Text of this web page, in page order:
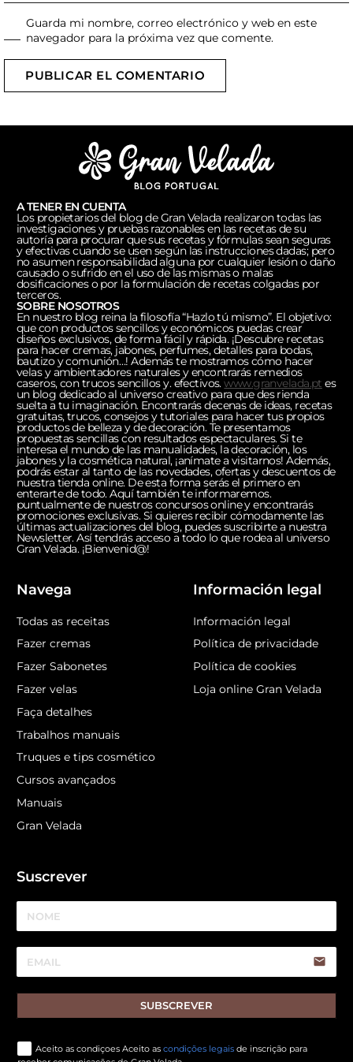
Guarda mi nombre, correo electrónico y web en este
navegador para la próxima vez que comente.
PUBLICAR EL COMENTARIO
A TENER EN CUENTA
Los propietarios del blog de Gran Velada realizaron todas las
investigaciones y pruebas razonables en las recetas de su
autoría para procurar que sus recetas y fórmulas sean seguras
y efectivas cuando se usen según las instrucciones dadas; pero
no asumen responsabilidad alguna por cualquier lesión o daño
causado o sufrido en el uso de las mismas o malas
dosificaciones o por la formulación de recetas colgadas por
terceros.
SOBRE NOSOTROS
En nuestro blog reina la filosofía “Hazlo tú mismo”. El objetivo:
que con productos sencillos y económicos puedas crear
diseños exclusivos, de forma fácil y rápida. ¡Descubre recetas
para hacer cremas, jabones, perfumes, detalles para bodas,
bautizo y comunión…! Además te mostramos cómo hacer
velas y ambientadores naturales y encontrarás remedios
caseros, con trucos sencillos y. efectivos.www.granvelada.pt es
un blog dedicado al universo creativo para que des rienda
suelta a tu imaginación. Encontrarás decenas de ideas, recetas
gratuitas, trucos, consejos y tutoriales para hacer tus propios
productos de belleza y de decoración. Te presentamos
propuestas sencillas con resultados espectaculares. Si te
interesa el mundo de las manualidades, la decoración, los
jabones y la cosmética natural, ¡anímate a visitarnos! Además,
podrás estar al tanto de las novedades, ofertas y descuentos de
nuestra tienda online. De esta forma serás el primero en
enterarte de todo. Aquí también te informaremos.
puntualmente de nuestros concursos online y encontrarás
promociones exclusivas. Si quieres recibir cómodamente las
últimas actualizaciones del blog, puedes suscribirte a nuestra
Newsletter. Así tendrás acceso a todo lo que rodea al universo
Gran Velada. ¡Bienvenid@!
Navega
Todas as receitas
Fazer cremas
Fazer Sabonetes
Fazer velas
Faça detalhes
Trabalhos manuais
Truques e tips cosmético
Cursos avançados
Manuais
Gran Velada
Información legal
Información legal
Política de privacidade
Política de cookies
Loja online Gran Velada
Suscrever
email
SUBSCREVER
Aceito as condiçoes Aceito as condições legais de inscrição para